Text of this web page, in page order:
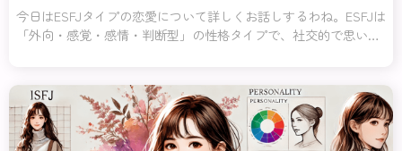
今日はESFJタイプの恋愛について詳しくお話しするわね。ESFJは
「外向・感覚・感情・判断型」の性格タイプで、社交的で思いや